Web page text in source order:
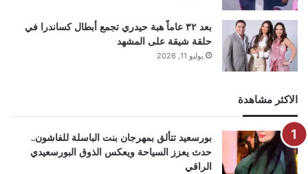
بعد ٣٢ عاماً هبة حيدري تجمع أبطال كساندرا في
حلقة شيقة على المشهد
يوليو 11, 2026
الاكثر مشاهدة
بورسعيد تتألق بمهرجان بنت الباسلة للفاشون..
حدث يعزز السياحة ويعكس الذوق البورسعيدي
الراقي